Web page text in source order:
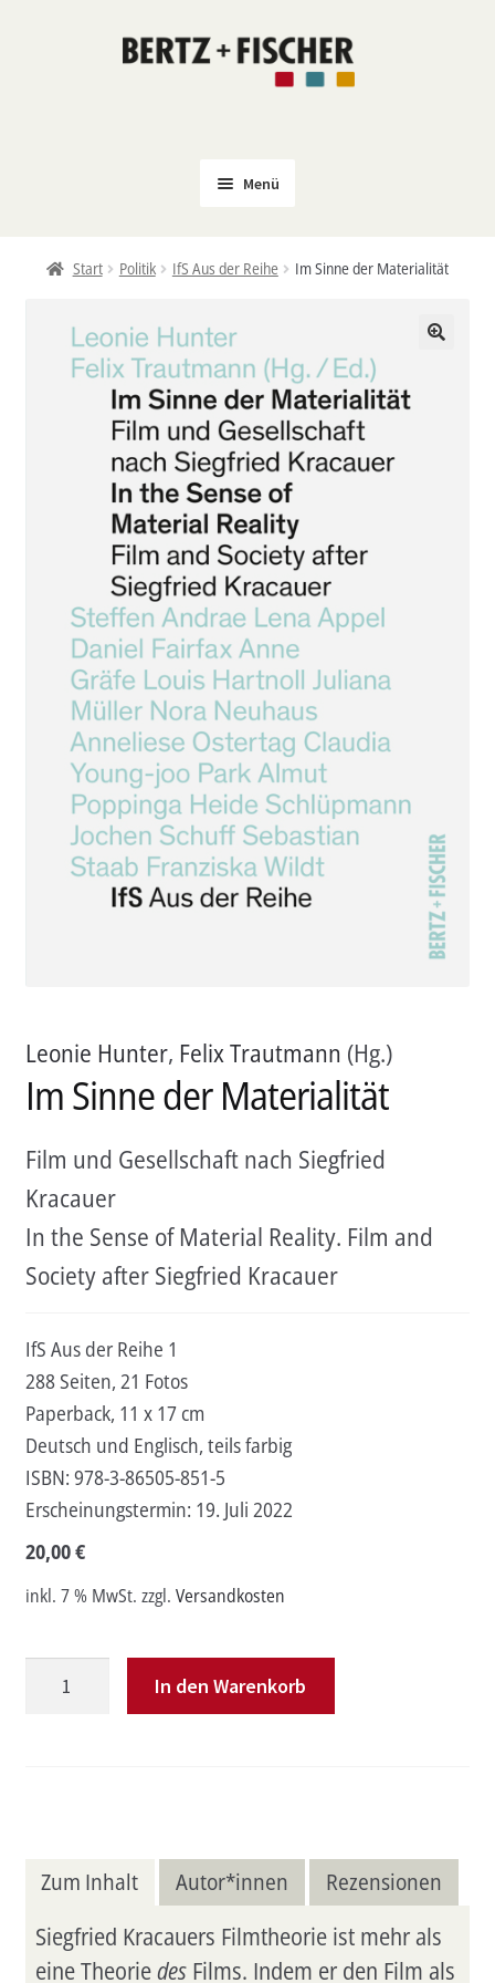
Zur
Zum
Menü
Coming Soon
Politik
Untermenü
PROKLA
Open Access
Untermenü
öffnen
Film & Kultur
Untermenü
öffnen
Autor*innen
Aktuelles
Verlag
Handel
Service
Untermenü
Newsletter
Start Politik IfS Aus der Reihe Im Sinne der Materialität
Leonie Hunter, Felix Trautmann (Hg.)
Im Sinne der Materialität
Film und Gesellschaft nach Siegfried
Kracauer
In the Sense of Material Reality. Film and
Society after Siegfried Kracauer
IfS Aus der Reihe 1
288 Seiten, 21 Fotos
Paperback, 11 x 17 cm
Deutsch und Englisch, teils farbig
ISBN: 978-3-86505-851-5
Erscheinungstermin: 19. Juli 2022
20,00€
inkl. 7 % MwSt. zzgl. Versandkosten
In den Warenkorb
Zum Inhalt Autor*innen Rezensionen
Siegfried Kracauers Filmtheorie ist mehr als
eine TheoriedesFilms. Indem er den Film als